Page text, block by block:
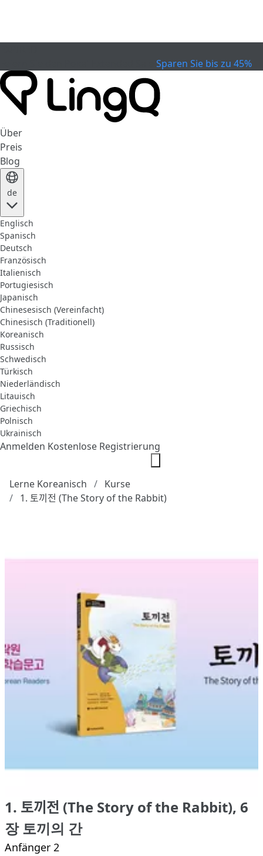
Sparen Sie bis zu 45%
Über
Preis
Blog
de
Englisch
Spanisch
Deutsch
Französisch
Italienisch
Portugiesisch
Japanisch
Chinesesisch (Vereinfacht)
Chinesisch (Traditionell)
Koreanisch
Russisch
Schwedisch
Türkisch
Niederländisch
Litauisch
Griechisch
Polnisch
Ukrainisch
Anmelden Kostenlose Registrierung
Lerne Koreanisch
Kurse
1. 토끼전 (The Story of the Rabbit)
1. 토끼전 (The Story of the Rabbit), 6
장 토끼의 간
Anfänger 2